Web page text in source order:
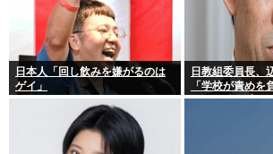
日本人「回し飲みを嫌がるのは
ゲイ」
日教組委員長、
「学校が責めを
だ」 平和教育は